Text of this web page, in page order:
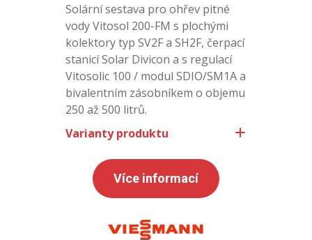
Solární sestava pro ohřev pitné
vody Vitosol 200-FM s plochými
kolektory typ SV2F a SH2F, čerpací
stanicí Solar Divicon a s regulací
Vitosolic 100 / modul SDIO/SM1A a
bivalentním zásobníkem o objemu
250 až 500 litrů.
Varianty produktu
Více informací